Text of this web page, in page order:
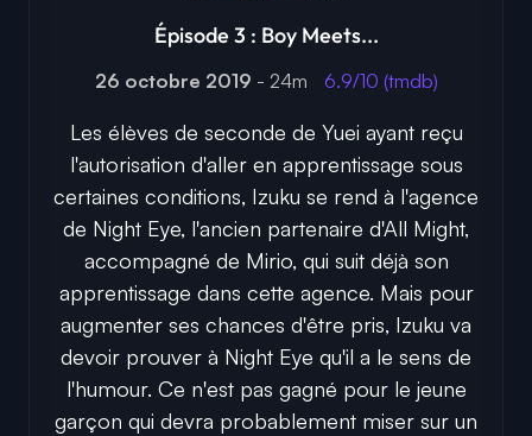
Épisode 3 : Boy Meets...
26 octobre 2019 - 24m 6.9/10 (tmdb)
Les élèves de seconde de Yuei ayant reçu
l'autorisation d'aller en apprentissage sous
certaines conditions, Izuku se rend à l'agence
de Night Eye, l'ancien partenaire d'All Might,
accompagné de Mirio, qui suit déjà son
apprentissage dans cette agence. Mais pour
augmenter ses chances d'être pris, Izuku va
devoir prouver à Night Eye qu'il a le sens de
l'humour. Ce n'est pas gagné pour le jeune
garçon qui devra probablement miser sur un